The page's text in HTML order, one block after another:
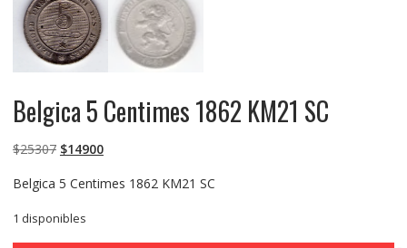
Belgica 5 Centimes 1862 KM21 SC
$25307 El
original
$25307.
$14900El
actual
Belgica 5 Centimes 1862 KM21 SC
1 disponibles